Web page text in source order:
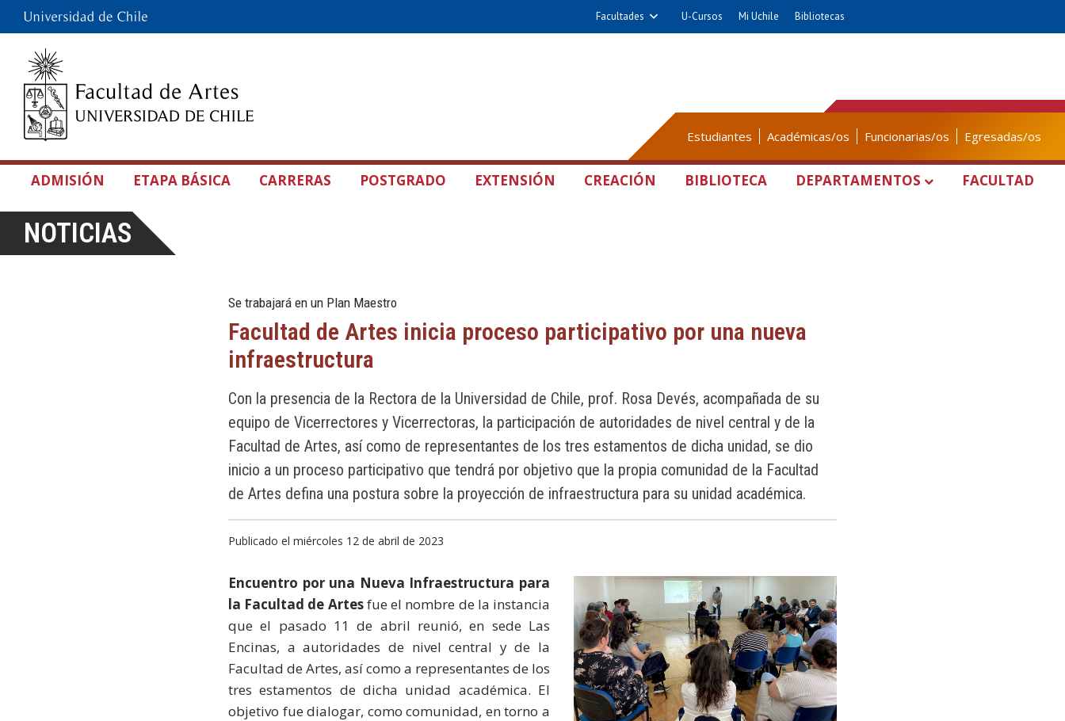
Facultades U-Cursos Mi Uchile Bibliotecas
Estudiantes Académicas/os Funcionarias/os Egresadas/os
ADMISIÓN ETAPA BÁSICA CARRERAS POSTGRADO EXTENSIÓN CREACIÓN BIBLIOTECA DEPARTAMENTOS FACULTAD
NOTICIAS
Se trabajará en un Plan Maestro
Facultad de Artes inicia proceso participativo por una nueva
infraestructura
Con la presencia de la Rectora de la Universidad de Chile, prof. Rosa Devés, acompañada de su
equipo de Vicerrectores y Vicerrectoras, la participación de autoridades de nivel central y de la
Facultad de Artes, así como de representantes de los tres estamentos de dicha unidad, se dio
inicio a un proceso participativo que tendrá por objetivo que la propia comunidad de la Facultad
de Artes defina una postura sobre la proyección de infraestructura para su unidad académica.
Publicado el miércoles 12 de abril de 2023
Encuentro por una Nueva Infraestructura para
la Facultad de Artesfue el nombre de la instancia
que el pasado 11 de abril reunió, en sede Las
Encinas, a autoridades de nivel central y de la
Facultad de Artes, así como a representantes de los
tres estamentos de dicha unidad académica. El
objetivo fue dialogar, como comunidad, en torno a